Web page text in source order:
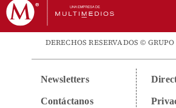
DERECHOS RESERVADOS ©
Newsletters
Contáctanos